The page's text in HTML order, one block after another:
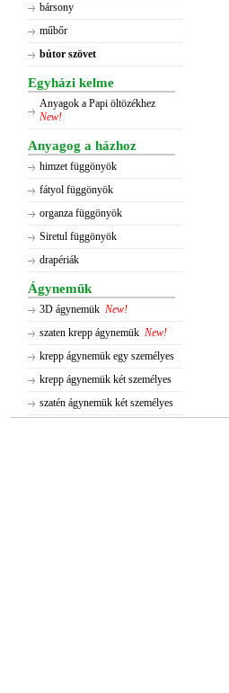
bársony
műbőr
bútor szövet
Egyházi kelme
Anyagok a Papi öltözékhez
New!
Anyagog a házhoz
himzet függönyök
fátyol függönyök
organza függönyök
Siretul függönyök
drapériák
Ágyneműk
3D ágynemük New!
szaten krepp ágynemük New!
krepp ágynemük egy személyes
krepp ágynemük két személyes
szatén ágynemük két személyes